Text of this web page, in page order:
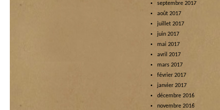
septembre 2017
août 2017
juillet 2017
juin 2017
mai 2017
avril 2017
mars 2017
février 2017
janvier 2017
décembre 2016
novembre 2016